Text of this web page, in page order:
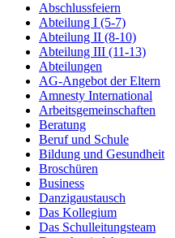
Abschlussfeiern
Abteilung I (5-7)
Abteilung II (8-10)
Abteilung III (11-13)
Abteilungen
AG-Angebot der Eltern
Amnesty International
Arbeitsgemeinschaften
Beratung
Beruf und Schule
Bildung und Gesundheit
Broschüren
Business
Danzigaustausch
Das Kollegium
Das Schulleitungsteam